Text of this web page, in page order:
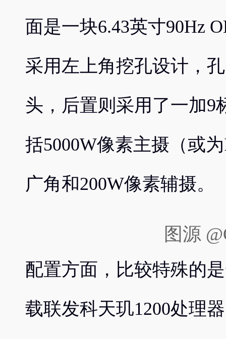
面是一块6.43英寸90Hz
采用左上角挖孔设计，
头，后置则采用了一加9
括5000W像素主摄（或
广角和200W像素辅摄。
图源
配置方面，比较特殊的
载联发科天玑1200处理